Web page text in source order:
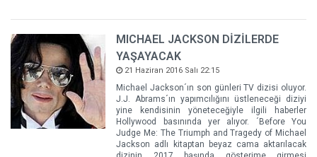
MICHAEL JACKSON DİZİLERDE
YAŞAYACAK
21 Haziran 2016 Salı 22:15
Michael Jackson´ın son günleri TV dizisi oluyor.
J.J. Abrams´ın yapımcılığını üstleneceği diziyi
yine kendisinin yöneteceğiyle ilgili haberler
Hollywood basınında yer alıyor. ´Before You
Judge Me: The Triumph and Tragedy of Michael
Jackson adlı kitaptan beyaz cama aktarılacak